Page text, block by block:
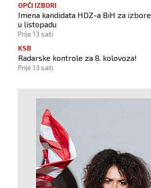
OPĆI IZBORI
Imena kandidata HDZ-a BiH za izbore
u listopadu
Prije 13 sati
KSB
Radarske kontrole za 8. kolovoza!
Prije 13 sati